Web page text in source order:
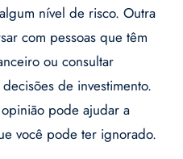
nível de risco. Outra
com pessoas que têm
ou consultar
de investimento.
pode ajudar a
você pode ter ignorado.